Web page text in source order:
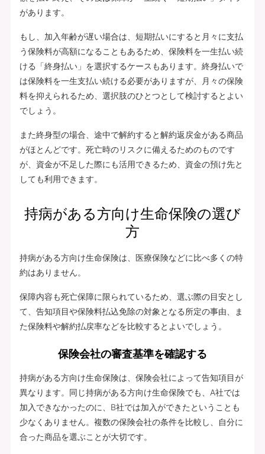
があります。
もし、加入年齢が遅い場合は、短期払いにすると月々に支払
う保険料が高額になることもあるため、保険料を一生払い続
ける「終身払い」を選択するケースもあります。終身払いで
は保険料を一生支払い続ける必要がありますが、月々の保険
料を抑えられるため、選択肢のひとつとして検討するとよい
でしょう。
また終身型の場合、途中で解約すると解約返戻金がある商品
がほとんどです。死亡時のリスクに備えるためのものです
が、資金が不足した際にも活用できるため、資金の預け先と
しても利用できます。
持病がある方向け生命保険の選び
方
持病がある方向け生命保険は、医療保険などに比べ多くの特
約はありません。
保障内容も死亡保障に限られているため、選ぶ際の目安とし
て、告知項目や保険料払込免除の対象となる所定の事由、ま
た保険料や解約払戻率などを比較するとよいでしょう。
保険会社の審査基準を確認する
持病がある方向け生命保険は、保険会社によって告知項目が
異なります。同じ持病がある方向け生命保険でも、A社では
加入できなかったのに、B社では加入ができたということも
少なくありません。複数の保険会社の条件を比較し、自分に
合った商品を選ぶことが大切です。